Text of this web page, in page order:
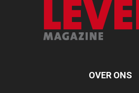
OVER ONS